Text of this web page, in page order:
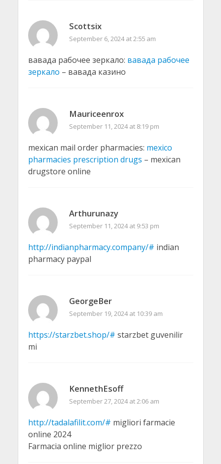
Scottsix
September 6, 2024 at 2:55 am
вавада рабочее зеркало: вавада рабочее
зеркало – вавада казино
Mauriceenrox
September 11, 2024 at 8:19 pm
mexican mail order pharmacies: mexico
pharmacies prescription drugs – mexican
drugstore online
Arthurunazy
September 11, 2024 at 9:53 pm
http://indianpharmacy.company/# indian
pharmacy paypal
GeorgeBer
September 19, 2024 at 10:39 am
https://starzbet.shop/# starzbet guvenilir
mi
KennethEsoff
September 27, 2024 at 2:06 am
http://tadalafilit.com/# migliori farmacie
online 2024
Farmacia online miglior prezzo